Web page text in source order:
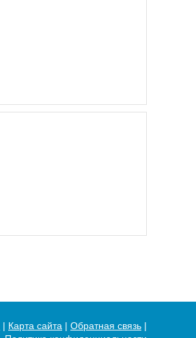
| Карта сайта | Обратная связь |